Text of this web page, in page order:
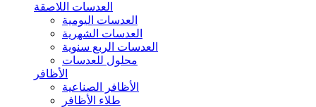
العدسات اللاصقة
العدسات اليومية
العدسات الشهرية
العدسات الربع سنوية
محلول للعدسات
الأظافر
الأظافر الصناعية
طلاء الأظافر